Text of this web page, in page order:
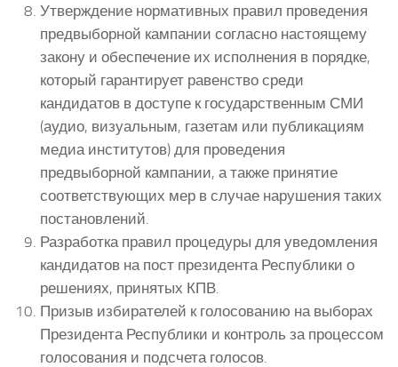
Утверждение нормативных правил проведения
предвыборной кампании согласно настоящему
закону и обеспечение их исполнения в порядке,
который гарантирует равенство среди
кандидатов в доступе к государственным СМИ
(аудио, визуальным, газетам или публикациям
медиа институтов) для проведения
предвыборной кампании, а также принятие
соответствующих мер в случае нарушения таких
постановлений.
Разработка правил процедуры для уведомления
кандидатов на пост президента Республики о
решениях, принятых КПВ.
Призыв избирателей к голосованию на выборах
Президента Республики и контроль за процессом
голосования и подсчета голосов.